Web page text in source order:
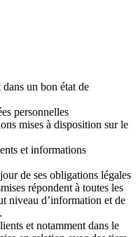
un bon état de
personnelles
mises à disposition sur le
et informations
de ses obligations légales
répondent à toutes les
niveau d’information et de
et notamment dans le